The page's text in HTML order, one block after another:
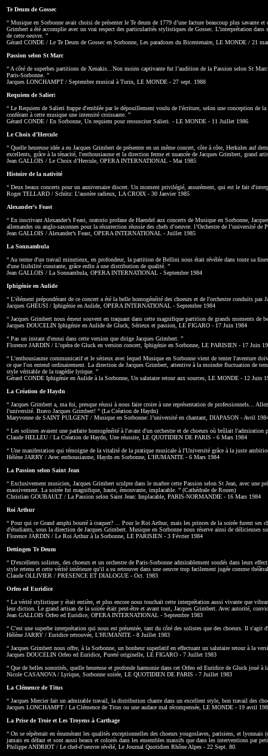
Te Deum de Gossec
“ Musique en Sorbonne avait choisi de présenter le Te deum de 1779 d’une facture beaucoup plus
Grimbert a été accomplie avec un vrai respect des particularités stylistiques de Gossec. L’interprétation
de cette oeuvre. ”
Gérard CONDE / Le Te Deum de Gossec en Sorbonne, Les paradoxes du Bicentenaire, LE MONDE / 21
Passion selon St Marc
“ A côté de superbes partitions de Xenakis...Non moins captivante fut l’audition de la Passion selon St
Paris-Sorbonne. ”
Jacques LONCHAMPT / Septembre musical à Turin, LE MONDE - 27 sept. 1988
Requiem de Salieri
“ Le Requiem de Salieri frappe d'emblée par le dépouillement voulu de l'écriture, selon une conception
conférant à cette musique une intensité croissante. ”
Gérard CONDE / En Sorbonne, Un requiem pour ressusciter Salieri. - LE MONDE - 11 Juillet 1986
Le Choix d’Hercule
“ Quelle heureuse idée a eu Jacques Grimbert de présenter en un même concert, côte à côte, Herkules auf
excellents, grâce à la ténacité, l'enthousiasme et la direction ferme et nuancée de Jacques Grimbert, grand
Jean GALLOIS / Le Choix d’Hercule, OPERA INTERNATIONAL - Mai 1985
Histoire de la nativité
“ Deux beaux concerts pour un anniversaire discret. Un moment privilégié, assurément, qui est le fait
Roger TELLARD / Schütz: L’austère radieux, LA CROIX - 30 Janvier 1985
Alexander’s Feast
“ En inscrivant Alexander’s Feast, oratorio profane de Haendel aux concerts de Musique en Sorbonne,
allemandes ou anglo-saxonnes pour la résurrection réussie des chefs d’oeuvre. l’Orchestre de l’université
Jean GALLOIS / Alexander’s Feast, OPERA INTERNATIONAL - Juillet 1985
La Sonnambula
“ Au terme d'un travail minutieux, en profondeur, la partition de Bellini nous était révélée dans toute sa
d'une lisibilité constante, grâce enfin à une distribution de qualité. ”
Jean GALLOIS / La Sonnambula, OPERA INTERNATIONAL - Septembre 1984
Iphigénie en Aulide
“ L'élément prépondérant de ce concert a été la belle homogénéité des choeurs et de l'orchestre conduits
Jacques GHEUSI / Iphigénie en Aulide, OPERA INTERNATIONAL - Septembre 1984
“ Jacques Grimbert nous émeut souvent en traquant dans cette magnifique partition de grands moments
Jacques DOUCELIN Iphigénie en Aulide de Gluck, Sérieux et passion, LE FIGARO - 17 Juin 1984
“ Pas un instant d'ennui dans cette version que dirige Jacques Grimbert. ”
Florence JARDIN / L’opéra de Gluck en version concert, Iphigénie en Sorbonne, LE PARISIEN - 17 Juin
“ L'enthousiasme communicatif et le sérieux avec lequel Musique en Sorbonne vient de tenter l'aventure
ce que l'on entend ordinairement. La direction de Jacques Grimbert, attentive à la moindre fluctuation de
style véritable de la tragédie lyrique. ”
Gérard CONDE Iphigénie en Aulide à la Sorbonne, Un salutaire retour aux sources, LE MONDE - 12 Juin
La Création de Haydn
“ Jacques Grimbert a, ma foi, presque réussi à nous faire croire à une représentation de professionnels...
l'université. Bravo Jacques Grimbert! ” (La Création de Haydn)
Maryvonne de SAINT PULGENT / Musique en Sorbonne: l’université en chantant, DIAPASON - Avril
“ Les solistes avaient une parfaite homogénéité à l'avant d'un orchestre et de choeurs où brûlait
Claude HELLEU / La Création de Haydn, Une réussite, LE QUOTIDIEN DE PARIS - 6 Mars 1984
“ Une manifestation qui témoigne de la vitalité de la pratique musicale à l'Université grâce à la juste
Hélène JARRY / Avec enthousiasme, Haydn en Sorbonne, L'HUMANITE - 6 Mars 1984
La Passion selon Saint Jean
“ Exclusivement musicien, Jacques Grimbert sculpte dans le marbre cette Passion selon St Jean, avec une
massivement. La soirée fut magnifique, haute, émouvante, implacable. ” (Cathédrale de Rouen)
Christian GOUBAULT / La Passion selon Saint Jean: Implacable, PARIS-NORMANDIE - 16 Mars 1984
Roi Arthur
“ Pour qui ce Grand amphi bourré à craquer? ... Pour le Roi Arthur, mais les princes de la soirée furent
d'étudiants, sous la direction de Jacques Grimbert. Musique en Sorbonne nous réserve ainsi de délicieuses
Florence JARDIN / Le Roi Arthur à la Sorbonne, LE PARISIEN - 3 Février 1984
Dettingen Te Deum
“ D'excellents solistes, des choeurs et un orchestre de Paris-Sorbonne admirablement soudés dans leurs
style retenu et cette vérité intérieure qu'il a su retrouver dans une oeuvre trop facilement jugée comme
Claude OLLIVIER / PRESENCE ET DIALOGUE - Oct. 1983
Orfeo ed Euridice
“ La vérité stylistique y était entière, et plus encore nous touchait cette interprétation aussi vivante que
leur diction. Le grand artisan de la soirée était peut-être et avant tout, Jacques Grimbert. Avec autorité,
Jean GALLOIS Orfeo ed Euridice, OPERA INTERNATIONAL - Septembre 1983
“ C'est une superbe interprétation qui nous est présentée, tant du côté des solistes que des choeurs. Il
Hélène JARRY / Euridice retrouvée, L'HUMANITE - 8 Juillet 1983
“ Jacques Grimbert nous offre, à la Sorbonne, un bonheur superlatif en effectuant un salutaire retour à la
Jacques DOUCELIN Orfeo ed Euridice, Pureté originelle, LE FIGARO - 7 Juillet 1983
“ Que de belles sonorités, quelle heureuse et profonde harmonie dans cet Orfeo ed Euridice de Gluck joué
Nicole CASANOVA / Lyrique, Sorbonne soirée, LE QUOTIDIEN DE PARIS - 7 Juillet 1983
La Clémence de Titus
“ Jacques Mercier fait un admirable travail, la distribution chante dans un excellent style, bon travail des
Jacques LONCHAMPT / La Clémence de Titus ou une audace mal récompensée, LE MONDE - 19 avril
La Prise de Troie et Les Troyens à Carthage
“ On se répéterait en énumérant les qualités exceptionnelles des choeurs yougoslaves, parisiens, et
jamais en défaut et sont aussi beaux et colorés dans les ensembles massifs que dans les interventions par
Philippe ANDRIOT / Le chef-d’oeuvre révélé, Le Journal Quotidien Rhône Alpes - 22 Sept. 80.